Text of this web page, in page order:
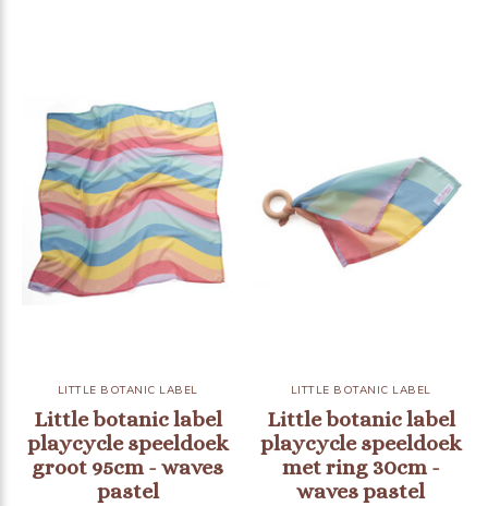
LITTLE BOTANIC LABEL
Little botanic label
playcycle speeldoek
groot 95cm - waves
pastel
LITTLE BOTANIC LABEL
Little botanic label
playcycle speeldoek
met ring 30cm -
waves pastel